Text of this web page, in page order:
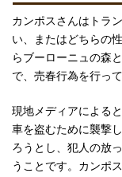
カンポスさんはトラ
い、またはどちらの
らブーローニュの森
で、売春行為を行って
現地メディアによる
車を盗むために襲撃
ろうとし、犯人の放
うことです。カンポ